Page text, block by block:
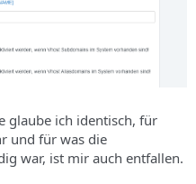
glaube ich identisch, für
und für was die
war, ist mir auch entfallen.